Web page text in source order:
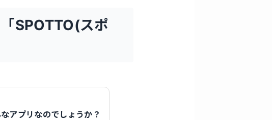
SPOTTO(スポ
アプリなのでしょうか？